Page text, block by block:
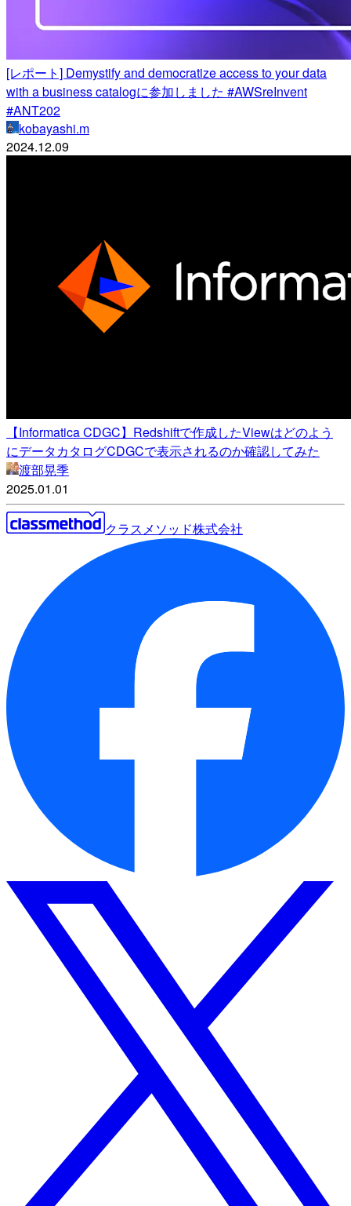
[レポート] Demystify and democratize access to your data
with a business catalogに参加しました #AWSreInvent
#ANT202
kobayashi.m
2024.12.09
【Informatica CDGC】Redshiftで作成したViewはどのよう
にデータカタログCDGCで表示されるのか確認してみた
渡部晃季
2025.01.01
クラスメソッド株式会社